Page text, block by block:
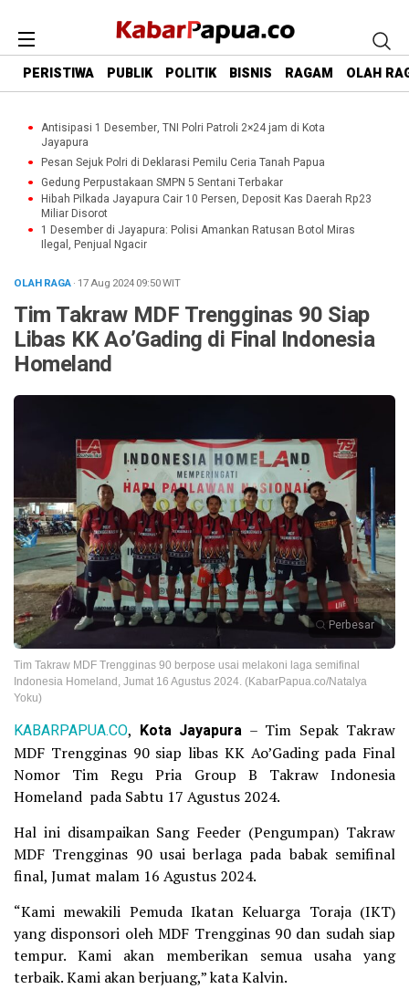
PERISTIWA PUBLIK POLITIK BISNIS RAGAM OLAH
Antisipasi 1 Desember, TNI Polri Patroli 2×24 jam di Kota
Jayapura
Pesan Sejuk Polri di Deklarasi Pemilu Ceria Tanah Papua
Gedung Perpustakaan SMPN 5 Sentani Terbakar
Hibah Pilkada Jayapura Cair 10 Persen, Deposit Kas Daerah Rp23
Miliar Disorot
1 Desember di Jayapura: Polisi Amankan Ratusan Botol Miras
Ilegal, Penjual Ngacir
OLAH RAGA· 17 Aug 202409:50WIT
Tim Takraw MDF Trengginas 90 Siap
Libas KK Ao’Gading di Final Indonesia
Homeland
Perbesar
Tim Takraw MDF Trengginas 90 berpose usai melakoni laga semifinal
Indonesia Homeland, Jumat 16 Agustus 2024. (KabarPapua.co/Natalya
Yoku)
KABARPAPUA.CO, Kota Jayapura – Tim Sepak Takraw
MDF Trengginas 90 siap libas KK Ao’Gading pada Final
Nomor Tim Regu Pria Group B Takraw Indonesia
Homeland pada Sabtu 17 Agustus 2024.
Hal ini disampaikan Sang Feeder (Pengumpan) Takraw
MDF Trengginas 90 usai berlaga pada babak semifinal
final, Jumat malam 16 Agustus 2024.
“Kami mewakili Pemuda Ikatan Keluarga Toraja (IKT)
yang disponsori oleh MDF Trengginas 90 dan sudah siap
tempur. Kami akan memberikan semua usaha yang
terbaik. Kami akan berjuang,” kata Kalvin.